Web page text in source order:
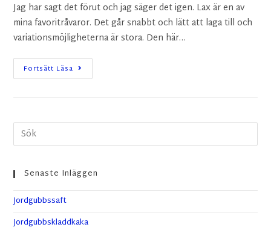
Jag har sagt det förut och jag säger det igen. Lax är en av
mina favoritråvaror. Det går snabbt och lätt att laga till och
variationsmöjligheterna är stora. Den här…
Fortsätt Läsa
Senaste Inläggen
Jordgubbssaft
Jordgubbskladdkaka